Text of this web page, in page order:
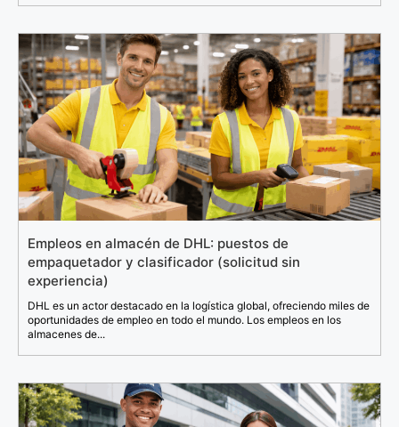
Empleos en almacén de DHL: puestos de
empaquetador y clasificador (solicitud sin
experiencia)
DHL es un actor destacado en la logística global, ofreciendo miles de
oportunidades de empleo en todo el mundo. Los empleos en los
almacenes de...